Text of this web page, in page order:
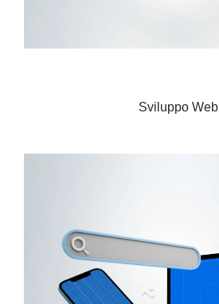
Sviluppo Web